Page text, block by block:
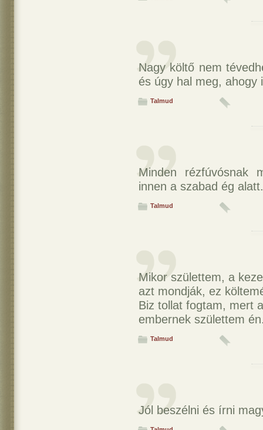
Nagy költő nem
és úgy hal meg, ahogy
Talmud
Minden rézfúvósnak
innen a szabad ég alatt.
Talmud
Mikor születtem, a
azt mondják, ez
Biz tollat fogtam, mert
embernek születtem
Talmud
Jól beszélni és írni